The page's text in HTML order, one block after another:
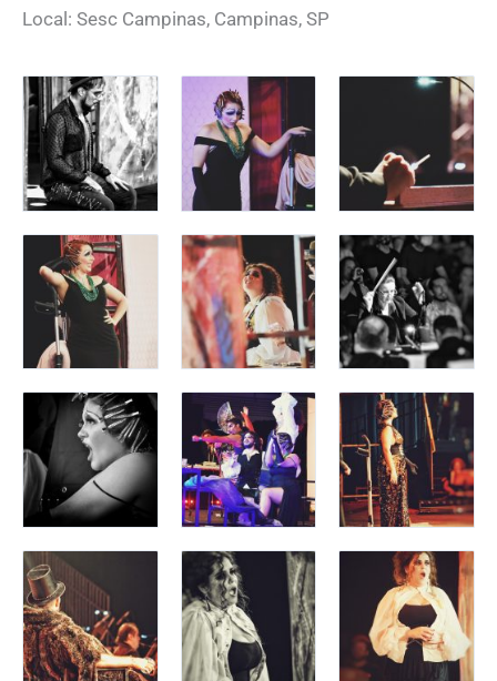
Local: Sesc Campinas, Campinas, SP